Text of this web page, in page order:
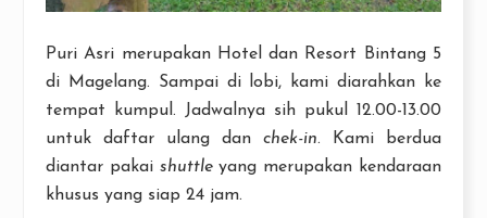
Puri Asri merupakan Hotel dan Resort Bintang 5
di Magelang. Sampai di lobi, kami diarahkan ke
tempat kumpul. Jadwalnya sih pukul 12.00-13.00
untuk daftar ulang dan chek-in. Kami berdua
diantar pakai shuttleyang merupakan kendaraan
khusus yang siap 24 jam.